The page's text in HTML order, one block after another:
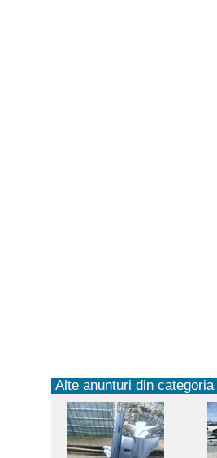
Alte anunturi din categoria